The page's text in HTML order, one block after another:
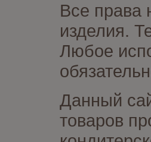
Все права
изделия.
Любое
Данный
товаров